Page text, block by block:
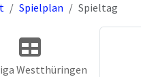
Spielplan Spieltag
Westthüringen